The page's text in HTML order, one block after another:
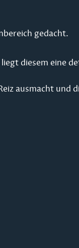
gedacht.
diesem eine
ausmacht und